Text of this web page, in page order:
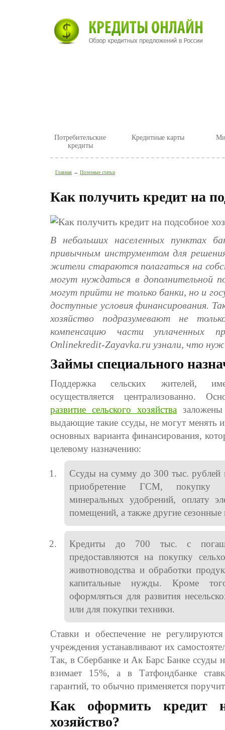
Потребительские
кредиты
Кредитные карты
Главная → Полезные статьи
Как получить кредит на
В небольших населенных пунктах
привычным инструментом для
жители стараются полагаться на
могут нуждаться в дополнительной
могут прийти не только банки, но и
доступные условия финансирования.
хозяйство подразумевают не
компенсацию части уплаченных
Onlinekredit-Zayavka.ru узнали, что
Займы специального
Поддержка сельских жителей,
осуществляется централизованно.
развитие сельского хозяйства
выдающие такие ссуды, не могут менять
основных варианта финансирования,
целевому назначению:
Ссуды на сумму до 300 тыс. рублей
приобретение ГСМ, покупку
минеральных удобрений, оплату
помещений, а также другие
Кредиты до 700 тыс. с
предоставляются на покупку
животноводства и обработки
капитальные нужды. Кроме
оформляться для развития
или для покупки техники.
Ставки и обеспечение не
учреждения устанавливают их
Так, в Сбербанке и Ак Барс Банке ссуды
взимает 15%, а в Татфондбанке
гарантий, то обычно применяется
Как оформить кредит
хозяйство?